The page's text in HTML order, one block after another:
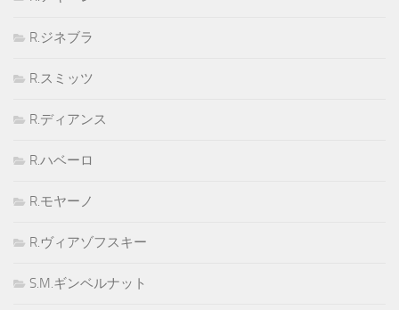
R.ジネブラ
R.スミッツ
R.ディアンス
R.ハベーロ
R.モヤーノ
R.ヴィアゾフスキー
S.M.ギンベルナット